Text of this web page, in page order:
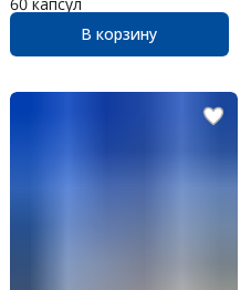
В корзину